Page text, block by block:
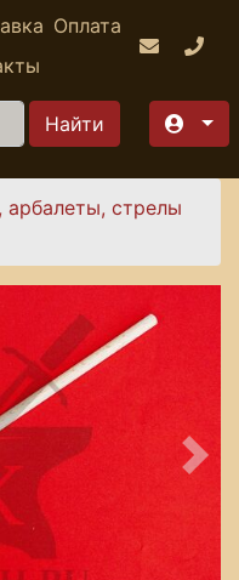
Оплата
арбалеты, стрелы